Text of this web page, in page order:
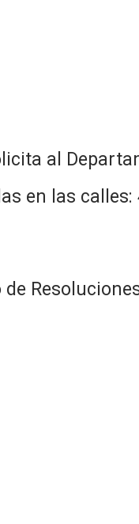
al
en las calles: